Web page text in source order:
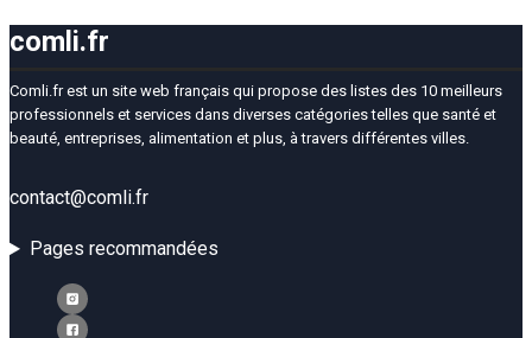
comli.fr
Comli.fr est un site web français qui propose des listes des 10 meilleurs
professionnels et services dans diverses catégories telles que santé et
beauté, entreprises, alimentation et plus, à travers différentes villes.
contact@comli.fr
Pages recommandées